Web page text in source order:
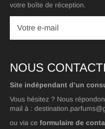
votre boîte de réception.
NOUS
Site indépendant d’un
Vous hésitez ? Nous
mail à :
ou via ce formulaire de